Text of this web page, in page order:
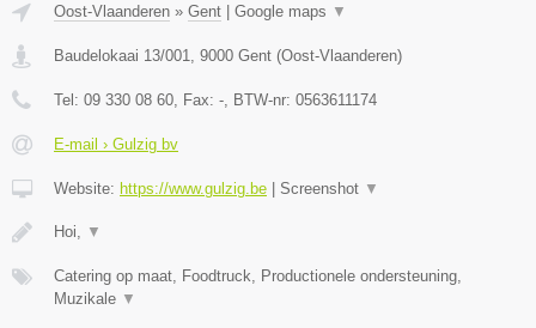
Oost-Vlaanderen » Gent Google maps ▼
Baudelokaai 13/001 9000 Gent (Oost-Vlaanderen)
Tel: 09 330 08 60 , Fax: - , BTW-nr: 0563611174
E-mail › Gulzig bv
Website: https://www.gulzig.be Screenshot ▼
Hoi, ▼
Catering op maat, Foodtruck, Productionele ondersteuning,
Muzikale ▼